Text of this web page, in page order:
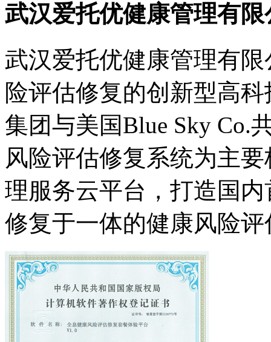
武汉爱托优健康管理有限
武汉爱托优健康管理有
险评估修复的创新型高
集团与美国Blue Sky Co.
风险评估修复系统为主
理服务云平台，打造国
修复于一体的健康风险